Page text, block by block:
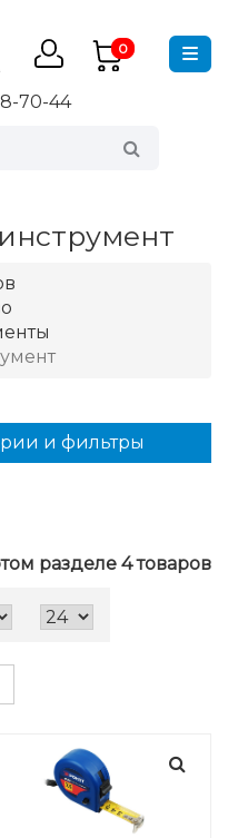
0
70-44
разделе 4 товаров
и фильтры